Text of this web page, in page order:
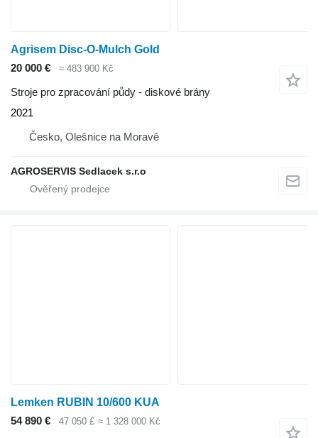
Agrisem Disc-O-Mulch Gold
20 000 €
≈ 483 900 Kč
Stroje pro zpracování půdy - diskové brány
2021
Česko, Olešnice na Moravě
AGROSERVIS Sedlacek s.r.o
Lemken RUBIN 10/600 KUA
54 890 €
47 050 £ ≈ 1 328 000 Kč